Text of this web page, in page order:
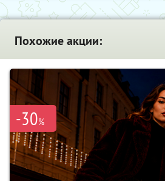
Похожие акции:
-30%